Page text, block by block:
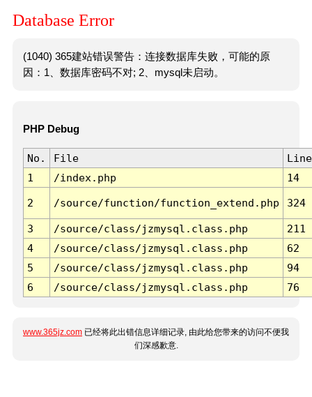
Database Error
(1040) 365建站错误警告：连接数据库失败，可能的原
因：1、数据库密码不对; 2、mysql未启动。
PHP Debug
No. File
Line
1
/index.php 14
2 /source/function/function_extend.php 324
3 /source/class/jzmysql.class.php
211
4
/source/class/jzmysql.class.php
62
5
/source/class/jzmysql.class.php
94
6
/source/class/jzmysql.class.php 76
www.365jz.com 已经将此出错信息详细记录, 由此给您带来的访问不便我
们深感歉意.